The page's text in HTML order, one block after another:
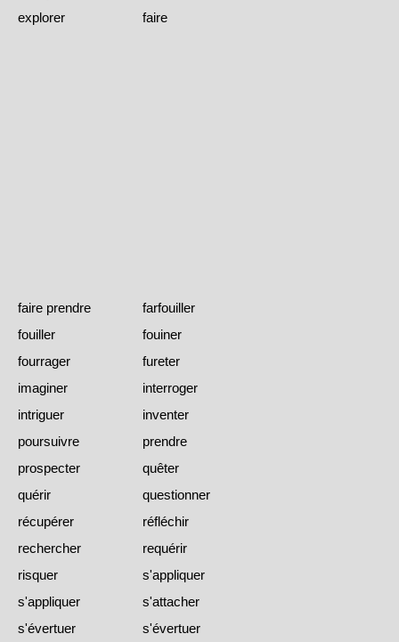
explorer
faire
faire prendre
farfouiller
fouiller
fouiner
fourrager
fureter
imaginer
interroger
intriguer
inventer
poursuivre
prendre
prospecter
quêter
quérir
questionner
récupérer
réfléchir
rechercher
requérir
risquer
s'appliquer
s'appliquer
s'attacher
s'évertuer
s'évertuer